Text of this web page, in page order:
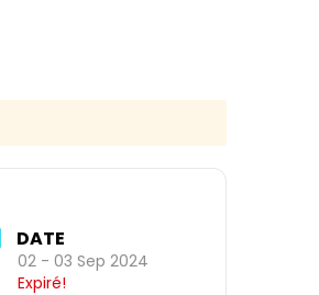
DATE
02 - 03 Sep 2024
Expiré!